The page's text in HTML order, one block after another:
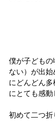
僕が子ども
ない）が出
にどんどん
にとても感動
初めて二つ折